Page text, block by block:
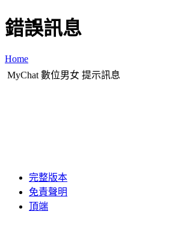
錯誤訊息
Home
MyChat 數位男女 提示訊息
完整版本
免責聲明
頂端